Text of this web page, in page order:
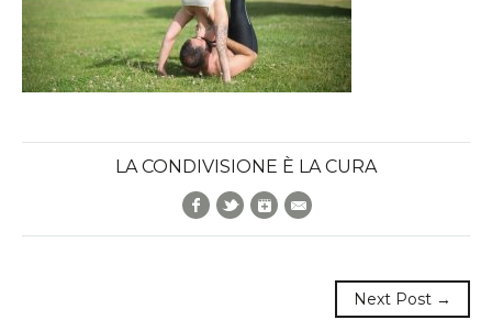
LA CONDIVISIONE È LA CURA
Facebook
TwitterGoogle+
Next Post →